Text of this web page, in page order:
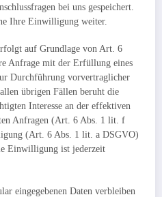
bei uns gespeichert.
Ihre Einwilligung weiter.
auf Grundlage von Art. 6
Anfrage mit der Erfüllung eines
Durchführung vorvertraglicher
übrigen Fällen beruht die
Interesse an der effektiven
Anfragen (Art. 6 Abs. 1 lit. f
(Art. 6 Abs. 1 lit. a DSGVO)
Einwilligung ist jederzeit
eingegebenen Daten verbleiben